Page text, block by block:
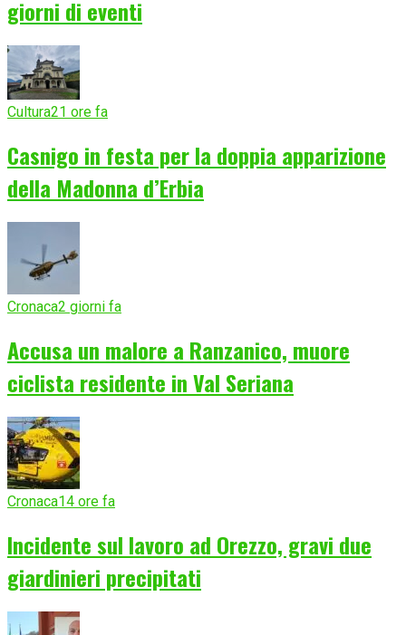
giorni di eventi
Cultura21 ore fa
Casnigo in festa per la doppia apparizione
della Madonna d’Erbia
Cronaca2 giorni fa
Accusa un malore a Ranzanico, muore
ciclista residente in Val Seriana
Cronaca14 ore fa
Incidente sul lavoro ad Orezzo, gravi due
giardinieri precipitati